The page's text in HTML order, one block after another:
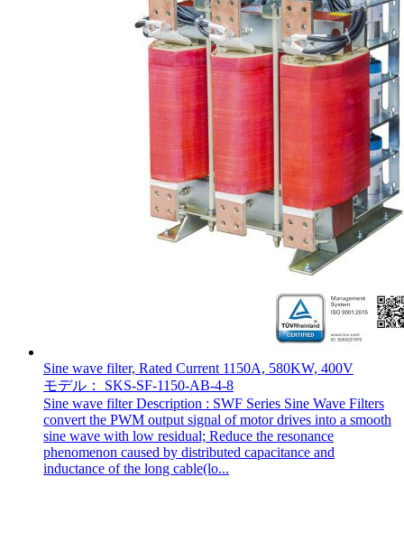
Sine wave filter, Rated Current 1150A, 580KW, 400V
モデル： SKS-SF-1150-AB-4-8
Sine wave filter Description : SWF Series Sine Wave Filters
convert the PWM output signal of motor drives into a smooth
sine wave with low residual; Reduce the resonance
phenomenon caused by distributed capacitance and
inductance of the long cable(lo...